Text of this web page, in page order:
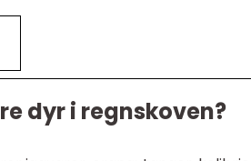
dyr i regnskoven?